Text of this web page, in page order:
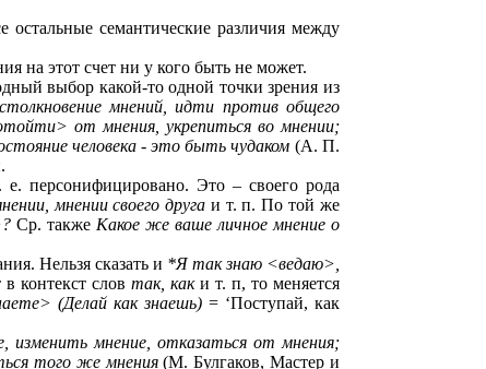
семантические различия между
на этот счет ни у кого быть не может.
выбор какой-то одной точки зрения из
мнений, идти против общего
от мнения, укрепиться во мнении;
человека - это быть чудаком (А. П.
персонифицировано. Это – своего рода
мнении своего друга и т. п. По той же
Ср. также Какое же ваше личное мнение о
Нельзя сказать и *Я так знаю <ведаю>,
в контекст словтак, каки т. п, то меняется
(Делай как знаешь)= ‘Поступай, как
изменить мнение, отказаться от мнения;
того же мнения(М. Булгаков, Мастер и